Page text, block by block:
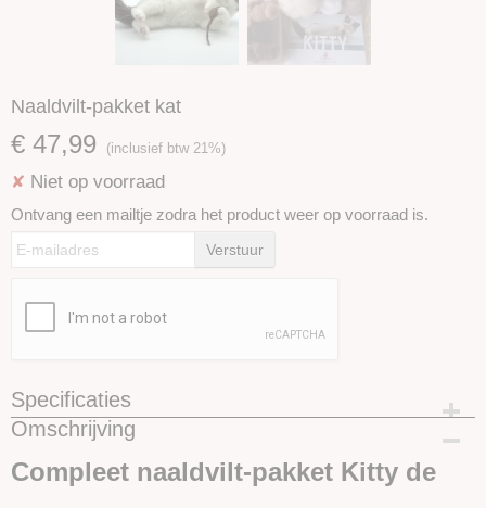
Naaldvilt-pakket kat
€ 47,99 (inclusief btw 21%)
✘ Niet op voorraad
Ontvang een mailtje zodra het product weer op voorraad is.
Verstuur
Specificaties
Productcode
Omschrijving
Compleet naaldvilt-pakket Kitty de